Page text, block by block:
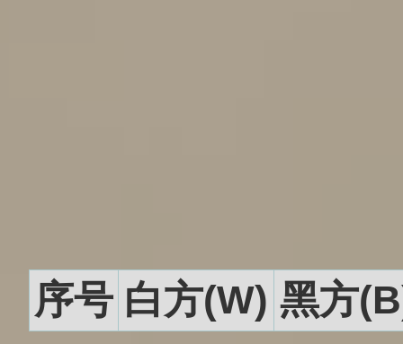
序号 白方(W) 黑方